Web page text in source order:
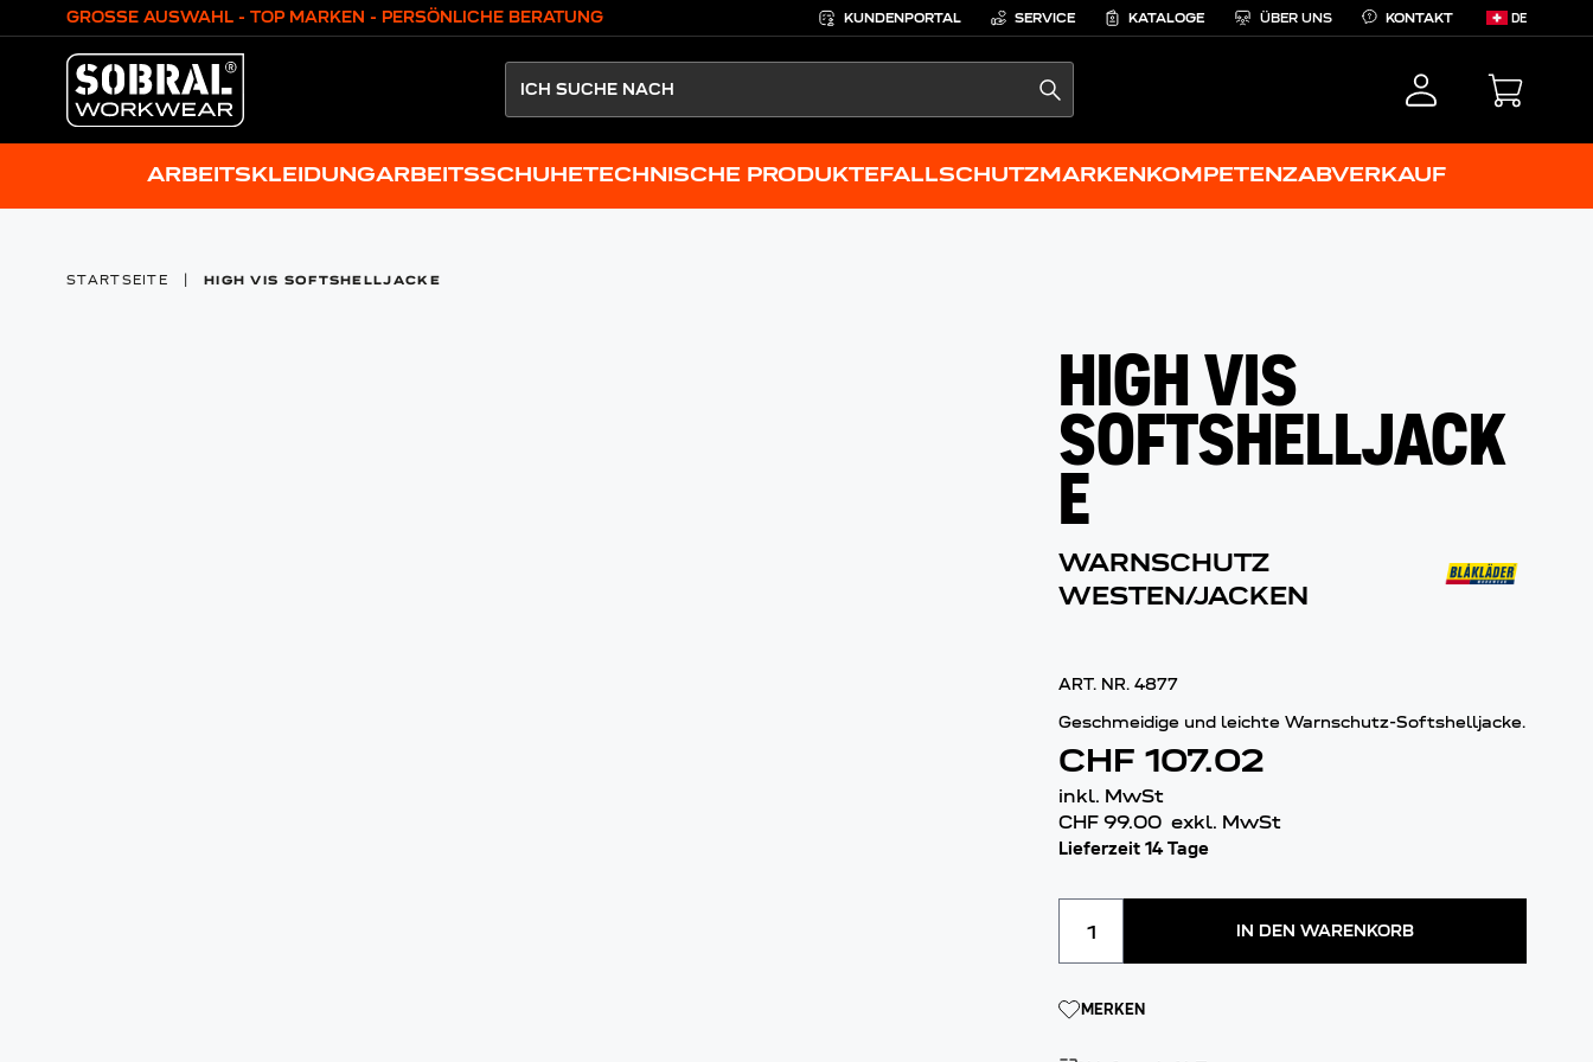
Zum Inhalt springen
GROSSE AUSWAHL - TOP MARKEN - PERSÖNLICHE BERATUNG KUNDENPORTAL SERVICE KATALOGE ÜBER UNS KONTAKT DE
SEARCH
ARBEITSKLEIDUNGARBEITSSCHUHETECHNISCHE PRODUKTEFALLSCHUTZMARKENKOMPETENZABVERKAUF
STARTSEITE HIGH VIS SOFTSHELLJACKE
HIGH VIS
SOFTSHELLJACK
E
WARNSCHUTZ
WESTEN/JACKEN
ART. NR.4877
Geschmeidige und leichte Warnschutz-Softshelljacke.
CHF 107.02
inkl. MwSt
CHF 99.00 exkl. MwSt
Lieferzeit 14 Tage
IN DEN WARENKORB
MERKEN